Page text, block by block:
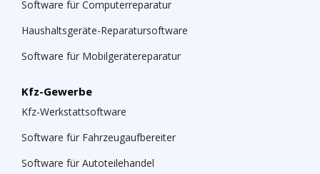
Software für Computerreparatur
Haushaltsgeräte-Reparatursoftware
Software für Mobilgerätereparatur
Kfz-Gewerbe
Kfz-Werkstattsoftware
Software für Fahrzeugaufbereiter
Software für Autoteilehandel